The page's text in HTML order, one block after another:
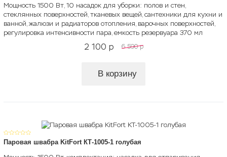
Мощность 1500 Вт, 10 насадок для уборки: полов и стен,
стеклянных поверхностей, тканевых вещей, сантехники для кухни и
ванной, жалюзи и радиаторов отопления, варочных поверхностей,
регулировка интенсивности пара, емкость резервуара 370 мл
2 100 p 6 590 p
В корзину
Паровая швабра KitFort КТ-1005-1 голубая